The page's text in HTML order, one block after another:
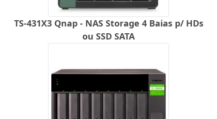
TS-431X3 Qnap - NAS Storage 4 Baias p/ HDs
ou SSD SATA